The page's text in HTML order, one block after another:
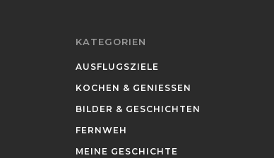
KATEGORIEN
AUSFLUGSZIELE
KOCHEN & GENIESSEN
BILDER & GESCHICHTEN
FERNWEH
MEINE GESCHICHTE